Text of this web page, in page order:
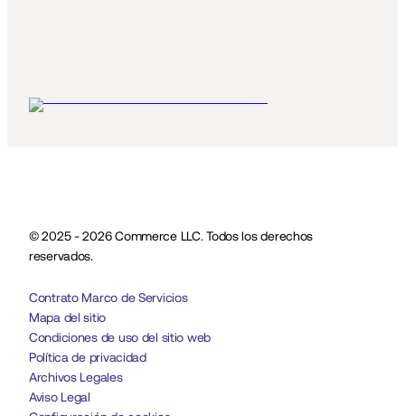
© 2025 - 2026 Commerce LLC. Todos los derechos
reservados.
Contrato Marco de Servicios
Mapa del sitio
Condiciones de uso del sitio web
Política de privacidad
Archivos Legales
Aviso Legal